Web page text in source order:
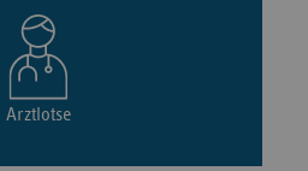
Arztlotse